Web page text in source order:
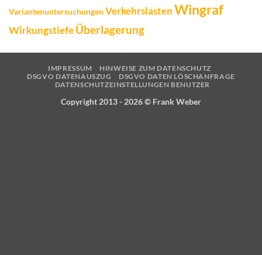
VariantenuntersuchungenVerkehrslastenWingraf
WirkungstiefeÜberlagerung
IMPRESSUM
HINWEISE ZUM DATENSCHUTZ
DSGVO DATENAUSZUG
DSGVO DATEN LÖSCHANFRAGE
DATENSCHUTZEINSTELLUNGEN BENUTZER
Copyright 2013 - 2026 © Frank Weber